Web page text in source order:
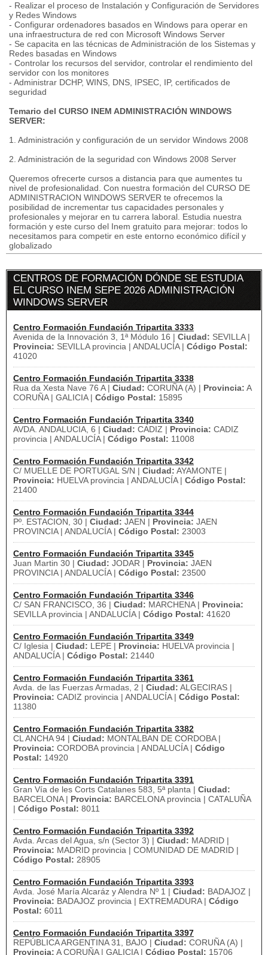
- Realizar el proceso de Instalación y Configuración de Servidores
y Redes Windows
- Configurar ordenadores basados en Windows para operar en
una infraestructura de red con Microsoft Windows Server
- Se capacita en las técnicas de Administración de los Sistemas y
Redes basadas en Windows
- Controlar los recursos del servidor, controlar el rendimiento del
servidor con los monitores
- Administrar DCHP, WINS, DNS, IPSEC, IP, certificados de
seguridad
Temario del CURSO INEM ADMINISTRACIÓN WINDOWS
SERVER:
1. Administración y configuración de un servidor Windows 2008
2. Administración de la seguridad con Windows 2008 Server
Queremos ofrecerte cursos a distancia para que aumentes tu
nivel de profesionalidad. Con nuestra formación del CURSO DE
ADMINISTRACION WINDOWS SERVER te ofrecemos la
posibilidad de incrementar tus capacidades personales y
profesionales y mejorar en tu carrera laboral. Estudia nuestra
formación y este curso del Inem gratuito para mejorar: todos lo
necesitamos para competir en este entorno económico difícil y
globalizado
CENTROS DE FORMACIÓN DÓNDE SE ESTUDIA
EL CURSO INEM SEPE 2026 ADMINISTRACIÓN
WINDOWS SERVER
Centro Formación Fundación Tripartita 3333
Avenida de la Innovación 3, 1ª Módulo 16 | Ciudad: SEVILLA |
Provincia: SEVILLA provincia | ANDALUCÍA | Código Postal:
41020
Centro Formación Fundación Tripartita 3338
Rua da Xesta Nave 76 A | Ciudad: CORUÑA (A) | Provincia: A
CORUÑA | GALICIA | Código Postal: 15895
Centro Formación Fundación Tripartita 3340
AVDA. ANDALUCIA, 6 | Ciudad: CADIZ | Provincia: CADIZ
provincia | ANDALUCÍA | Código Postal: 11008
Centro Formación Fundación Tripartita 3342
C/ MUELLE DE PORTUGAL S/N | Ciudad: AYAMONTE |
Provincia: HUELVA provincia | ANDALUCÍA | Código Postal:
21400
Centro Formación Fundación Tripartita 3344
Pº. ESTACION, 30 | Ciudad: JAEN | Provincia: JAEN
PROVINCIA | ANDALUCÍA | Código Postal: 23003
Centro Formación Fundación Tripartita 3345
Juan Martin 30 | Ciudad: JODAR | Provincia: JAEN
PROVINCIA | ANDALUCÍA | Código Postal: 23500
Centro Formación Fundación Tripartita 3346
C/ SAN FRANCISCO, 36 | Ciudad: MARCHENA | Provincia:
SEVILLA provincia | ANDALUCÍA | Código Postal: 41620
Centro Formación Fundación Tripartita 3349
C/ Iglesia | Ciudad: LEPE | Provincia: HUELVA provincia |
ANDALUCÍA | Código Postal: 21440
Centro Formación Fundación Tripartita 3361
Avda. de las Fuerzas Armadas, 2 | Ciudad: ALGECIRAS |
Provincia: CADIZ provincia | ANDALUCÍA | Código Postal:
11380
Centro Formación Fundación Tripartita 3382
CL ANCHA 94 | Ciudad: MONTALBAN DE CORDOBA |
Provincia: CORDOBA provincia | ANDALUCÍA | Código
Postal: 14920
Centro Formación Fundación Tripartita 3391
Gran Vía de les Corts Catalanes 583, 5ª planta | Ciudad:
BARCELONA | Provincia: BARCELONA provincia | CATALUÑA
| Código Postal: 8011
Centro Formación Fundación Tripartita 3392
Avda. Arcas del Agua, s/n (Sector 3) | Ciudad: MADRID |
Provincia: MADRID provincia | COMUNIDAD DE MADRID |
Código Postal: 28905
Centro Formación Fundación Tripartita 3393
Avda. José María Alcaráz y Alendra Nº 1 | Ciudad: BADAJOZ |
Provincia: BADAJOZ provincia | EXTREMADURA | Código
Postal: 6011
Centro Formación Fundación Tripartita 3397
REPÚBLICA ARGENTINA 31, BAJO | Ciudad: CORUÑA (A) |
Provincia: A CORUÑA | GALICIA | Código Postal: 15706